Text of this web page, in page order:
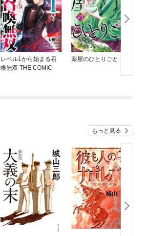
レベル1から始まる召
喚無双 THE COMIC
薬屋のひとりごと
もっと見る